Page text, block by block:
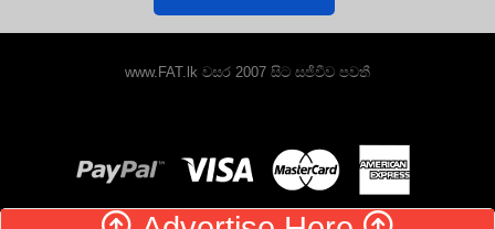
www.FAT.lk වසර 2007 සිට සජීවීව පවතී